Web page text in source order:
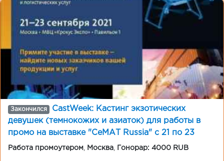
Закончился
CastWeek: Кастинг экзотических
девушек (темнокожих и азиаток) для работы в
промо на выставке "СеМАТ Russia" с 21 по 23
сентября.
Работа промоутером Москва Гонорар: 4000 RUB